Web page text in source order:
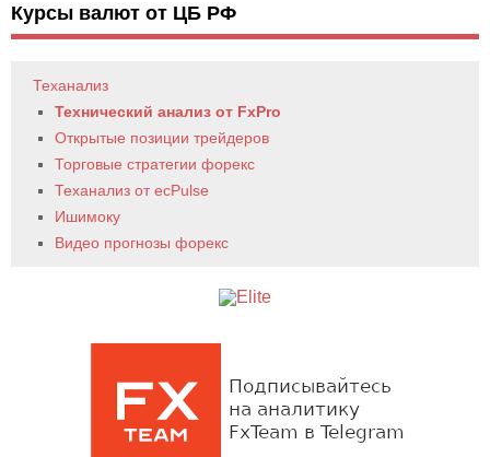
Курсы валют от ЦБ РФ
Теханализ
Технический анализ от FxPro
Открытые позиции трейдеров
Торговые стратегии форекс
Теханализ от ecPulse
Ишимоку
Видео прогнозы форекс